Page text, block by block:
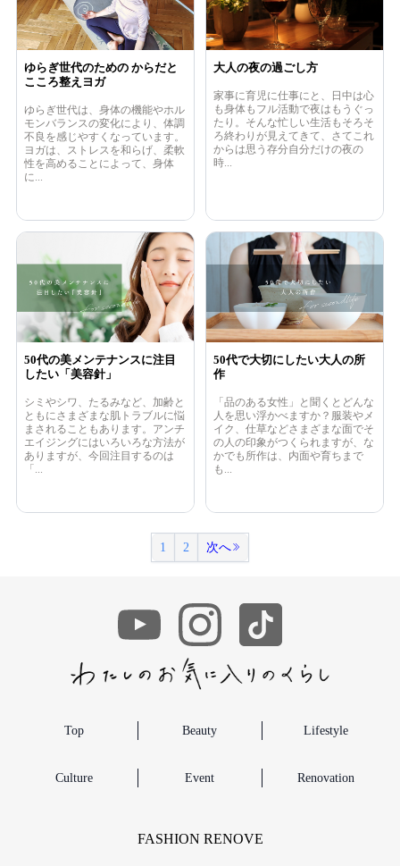
ゆらぎ世代のための からだと
こころ整えヨガ
ゆらぎ世代は、身体の機能やホル
モンバランスの変化により、体調
不良を感じやすくなっています。
ヨガは、ストレスを和らげ、柔軟
性を高めることによって、身体
に...
大人の夜の過ごし方
家事に育児に仕事にと、日中は心
も身体もフル活動で夜はもうぐっ
たり。そんな忙しい生活もそろそ
ろ終わりが見えてきて、さてこれ
からは思う存分自分だけの夜の
時...
50代の美メンテナンスに注目
したい「美容針」
シミやシワ、たるみなど、加齢と
ともにさまざまな肌トラブルに悩
まされることもあります。アンチ
エイジングにはいろいろな方法が
ありますが、今回注目するのは
「...
50代で大切にしたい大人の所
作
「品のある女性」と聞くとどんな
人を思い浮かべますか？服装やメ
イク、仕草などさまざまな面でそ
の人の印象がつくられますが、な
かでも所作は、内面や育ちまで
も...
1 2 次へ
Top Beauty Lifestyle
Culture Event Renovation
FASHION RENOVE